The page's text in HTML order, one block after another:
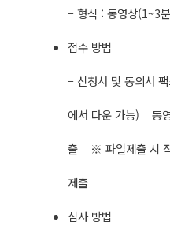
– 형식 : 동영상(1~3
접수 방법
– 신청서 및 동의서
에서 다운 가능) 동
출 ※ 파일제출 시 작
제출
심사 방법